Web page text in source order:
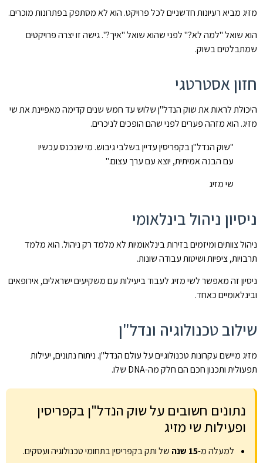
מזיג מביא רעיונות חדשניים לכל פרויקט. הוא לא מסתפק בפתרונות מוכרים.
הוא שואל "למה לא?" לפני שהוא שואל "איך?". גישה זו יצרה פרויקטים
שמתבלטים בשוק.
חזון אסטרטגי
היכולת לראות את שוק הנדל"ן שלוש עד חמש שנים קדימה מאפיינת את שי
מזיג. הוא מזהה פערים לפני שהם הופכים לניכרים.
"שוק הנדל"ן בקפריסין עדיין בשלבי גיבוש. מי שנכנס עכשיו
עם הבנה אמיתית, יוצא עם ערך עצום."
שי מזיג
ניסיון ניהול בינלאומי
ניהול צוותים ומיזמים בזירות בינלאומיות לא מלמד רק ניהול. הוא מלמד
תרבויות, ציפיות ושיטות עבודה שונות.
ניסיון זה מאפשר לשי מזיג לעבוד ביעילות עם משקיעים ישראלים, אירופאים
ובינלאומיים כאחד.
שילוב טכנולוגיה ונדל"ן
מזיג מיישם עקרונות טכנולוגיים על עולם הנדל"ן. ניתוח נתונים, יעילות
תפעולית ותכנון חכם הם חלק מה-DNA שלו.
נתונים חשובים על שוק הנדל"ן בקפריסין
ופעילות שי מזיג
למעלה מ-15 שנה
של ותק בקפריסין בתחומי טכנולוגיה ועסקים.